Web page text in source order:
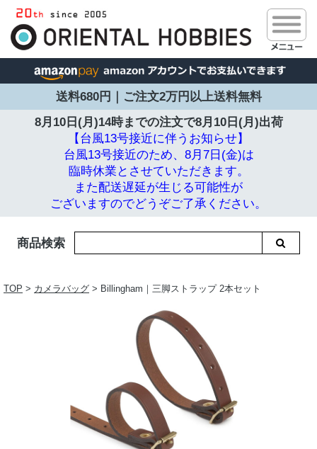
送料680円｜ご注文2万円以上送料無料
8月10日(月)14時までの注文で8月10日(月)出荷
【台風13号接近に伴うお知らせ】
台風13号接近のため、8月7日(金)は
臨時休業とさせていただきます。
また配送遅延が生じる可能性が
ございますのでどうぞご了承ください。
商品検索
TOP > カメラバッグ > Billingham｜三脚ストラップ 2本セット